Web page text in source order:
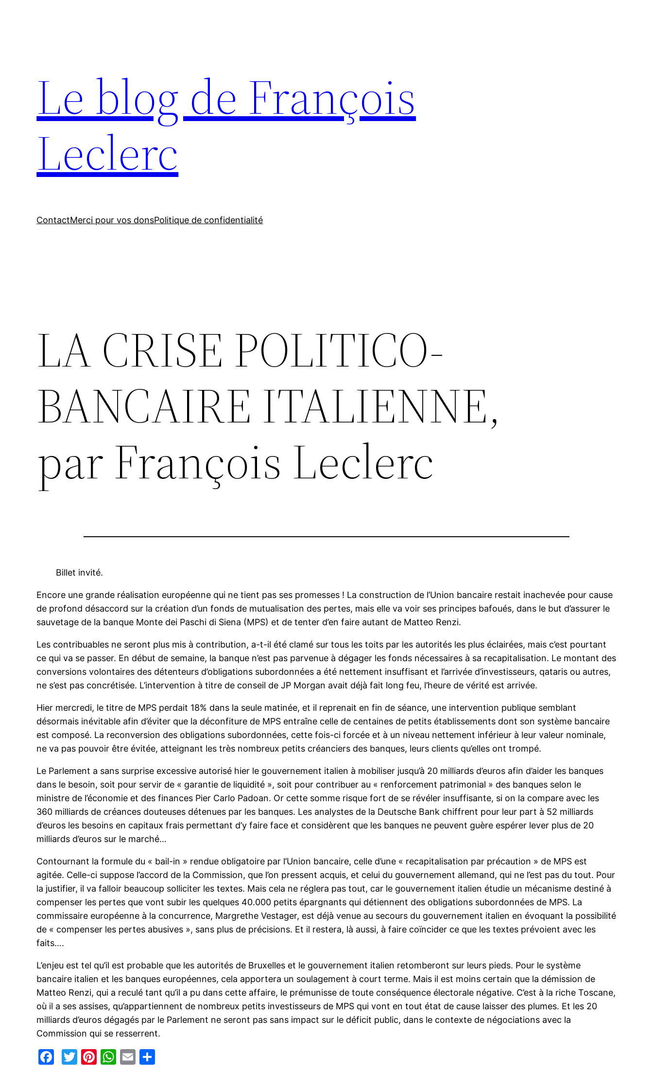
Le blog de François
Leclerc
ContactMerci pour vos donsPolitique de confidentialité
LA CRISE POLITICO-
BANCAIRE ITALIENNE,
par François Leclerc
Billet invité.
Encore une grande réalisation européenne qui ne tient pas ses promesses ! La construction de l’Union bancaire restait inachevée pour cause
de profond désaccord sur la création d’un fonds de mutualisation des pertes, mais elle va voir ses principes bafoués, dans le but d’assurer le
sauvetage de la banque Monte dei Paschi di Siena (MPS) et de tenter d’en faire autant de Matteo Renzi.
Les contribuables ne seront plus mis à contribution, a-t-il été clamé sur tous les toits par les autorités les plus éclairées, mais c’est pourtant
ce qui va se passer. En début de semaine, la banque n’est pas parvenue à dégager les fonds nécessaires à sa recapitalisation. Le montant des
conversions volontaires des détenteurs d’obligations subordonnées a été nettement insuffisant et l’arrivée d’investisseurs, qataris ou autres,
ne s’est pas concrétisée. L’intervention à titre de conseil de JP Morgan avait déjà fait long feu, l’heure de vérité est arrivée.
Hier mercredi, le titre de MPS perdait 18% dans la seule matinée, et il reprenait en fin de séance, une intervention publique semblant
désormais inévitable afin d’éviter que la déconfiture de MPS entraîne celle de centaines de petits établissements dont son système bancaire
est composé. La reconversion des obligations subordonnées, cette fois-ci forcée et à un niveau nettement inférieur à leur valeur nominale,
ne va pas pouvoir être évitée, atteignant les très nombreux petits créanciers des banques, leurs clients qu’elles ont trompé.
Le Parlement a sans surprise excessive autorisé hier le gouvernement italien à mobiliser jusqu’à 20 milliards d’euros afin d’aider les banques
dans le besoin, soit pour servir de « garantie de liquidité », soit pour contribuer au « renforcement patrimonial » des banques selon le
ministre de l’économie et des finances Pier Carlo Padoan. Or cette somme risque fort de se révéler insuffisante, si on la compare avec les
360 milliards de créances douteuses détenues par les banques. Les analystes de la Deutsche Bank chiffrent pour leur part à 52 milliards
d’euros les besoins en capitaux frais permettant d’y faire face et considèrent que les banques ne peuvent guère espérer lever plus de 20
milliards d’euros sur le marché…
Contournant la formule du « bail-in » rendue obligatoire par l’Union bancaire, celle d’une « recapitalisation par précaution » de MPS est
agitée. Celle-ci suppose l’accord de la Commission, que l’on pressent acquis, et celui du gouvernement allemand, qui ne l’est pas du tout. Pour
la justifier, il va falloir beaucoup solliciter les textes. Mais cela ne réglera pas tout, car le gouvernement italien étudie un mécanisme destiné à
compenser les pertes que vont subir les quelques 40.000 petits épargnants qui détiennent des obligations subordonnées de MPS. La
commissaire européenne à la concurrence, Margrethe Vestager, est déjà venue au secours du gouvernement italien en évoquant la possibilité
de « compenser les pertes abusives », sans plus de précisions. Et il restera, là aussi, à faire coïncider ce que les textes prévoient avec les
faits….
L’enjeu est tel qu’il est probable que les autorités de Bruxelles et le gouvernement italien retomberont sur leurs pieds. Pour le système
bancaire italien et les banques européennes, cela apportera un soulagement à court terme. Mais il est moins certain que la démission de
Matteo Renzi, qui a reculé tant qu’il a pu dans cette affaire, le prémunisse de toute conséquence électorale négative. C’est à la riche Toscane,
où il a ses assises, qu’appartiennent de nombreux petits investisseurs de MPS qui vont en tout état de cause laisser des plumes. Et les 20
milliards d’euros dégagés par le Parlement ne seront pas sans impact sur le déficit public, dans le contexte de négociations avec la
Commission qui se resserrent.
Facebook
Twitter
Pinterest
WhatsApp
Email